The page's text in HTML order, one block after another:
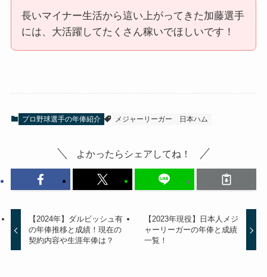
長いマイナー生活から這い上がってきた加藤選手
には、大活躍してたくさん稼いでほしいです！
プロ野球選手の年俸紹介 メジャーリーガー 日本ハム
よかったらシェアしてね！
【2024年】ダルビッシュ有
の年俸推移と成績！現在の
契約内容や生涯年俸は？
【2023年現役】日本人メジ
ャーリーガーの年俸と成績
一覧！